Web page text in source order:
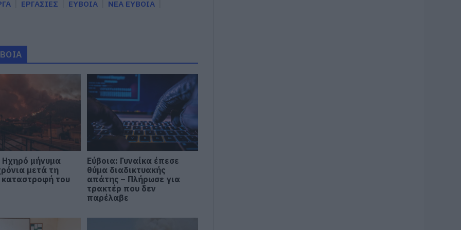
ΕΡΓΑΣΙΕΣ ΕΥΒΟΙΑ ΝΕΑ ΕΥΒΟΙΑ
Ηχηρό μήνυμα
μετά τη
του
Εύβοια: Γυναίκα έπεσε
θύμα διαδικτυακής
απάτης – Πλήρωσε για
τρακτέρ που δεν
παρέλαβε